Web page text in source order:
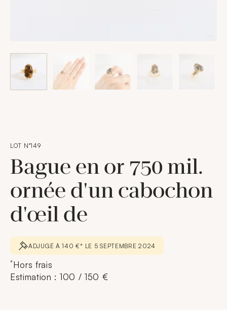
LOT N°149
Bague en or 750 mil.
ornée d'un cabochon
d'œil de
ADJUGÉ À 140 €* LE 5 SEPTEMBRE 2024
*Hors frais
Estimation : 100 / 150 €